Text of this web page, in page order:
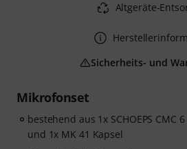
Mikrofonset
bestehend aus 1x SCHOEPS CMC
und 1x MK 41 Kapsel
Altgeräte-
Sicherheits- und